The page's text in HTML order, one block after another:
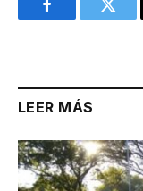
Facebook
LEER MÁS